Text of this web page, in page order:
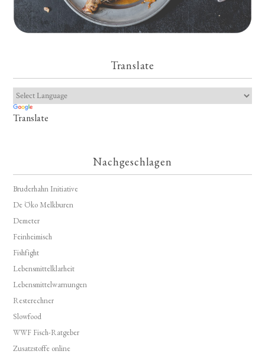
Translate
Translate
Nachgeschlagen
Bruderhahn Initiative
De Öko Melkburen
Demeter
Feinheimisch
Fishfight
Lebensmittelklarheit
Lebensmittelwarnungen
Resterechner
Slowfood
WWF Fisch-Ratgeber
Zusatzstoffe online